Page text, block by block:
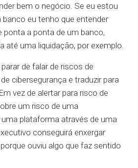
bem o negócio. Se eu estou
eu tenho que entender
a ponta de um banco,
até uma liquidação, por exemplo.
de falar de riscos de
cibersegurança e traduzir para
vez de alertar para risco de
um risco de uma
uma plataforma através de uma
conseguirá enxergar
ouviu algo que faz sentido